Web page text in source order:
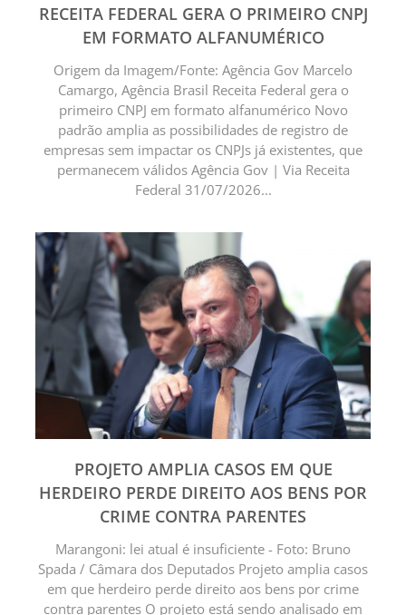
RECEITA FEDERAL GERA O PRIMEIRO CNPJ
EM FORMATO ALFANUMÉRICO
Origem da Imagem/Fonte: Agência Gov Marcelo
Camargo, Agência Brasil Receita Federal gera o
primeiro CNPJ em formato alfanumérico Novo
padrão amplia as possibilidades de registro de
empresas sem impactar os CNPJs já existentes, que
permanecem válidos Agência Gov | Via Receita
Federal 31/07/2026...
PROJETO AMPLIA CASOS EM QUE
HERDEIRO PERDE DIREITO AOS BENS POR
CRIME CONTRA PARENTES
Marangoni: lei atual é insuficiente - Foto: Bruno
Spada / Câmara dos Deputados Projeto amplia casos
em que herdeiro perde direito aos bens por crime
contra parentes O projeto está sendo analisado em